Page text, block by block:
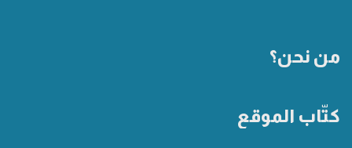
من نحن؟
كتّاب الموقع